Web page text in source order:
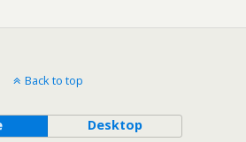
Back to top
Desktop